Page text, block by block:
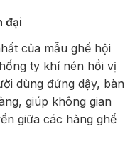
đại
của mẫu ghế hội
ty khí nén hồi vị
dùng đứng dậy, bàn
giúp không gian
giữa các hàng ghế